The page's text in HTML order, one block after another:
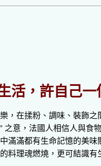
活，許自己一
，在揉粉、調味、裝飾
之意，法國人相信人與
滿滿都有生命記憶的美
料理魂燃燒，更可結識